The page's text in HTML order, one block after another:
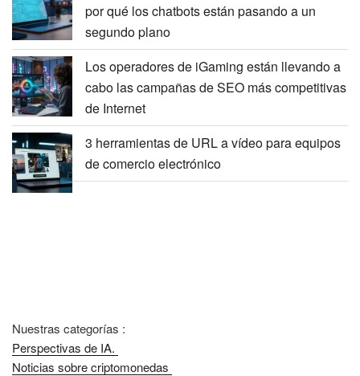
por qué los chatbots están pasando a un
segundo plano
Los operadores de iGaming están llevando a
cabo las campañas de SEO más competitivas
de Internet
3 herramientas de URL a vídeo para equipos
de comercio electrónico
Nuestras categorías :
Perspectivas de IA.
Noticias sobre criptomonedas